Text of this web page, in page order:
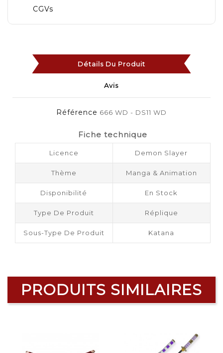
CGVs
Détails Du Produit
Avis
Référence 666 WD - DS11 WD
Fiche technique
Licence Demon Slayer
Thème Manga & Animation
Disponibilité En Stock
Type De Produit Réplique
Sous-Type De Produit Katana
PRODUITS SIMILAIRES